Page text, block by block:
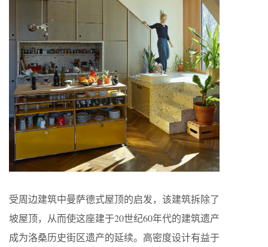
受周边建筑中曼萨德式屋顶的启发，该建筑拆除了
坡屋顶，从而使这座建于20世纪60年代的建筑遗产
成为洛桑历史街区遗产的延续。高密度设计有益于